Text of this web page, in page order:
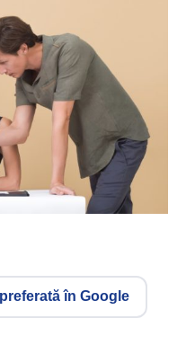
în Google